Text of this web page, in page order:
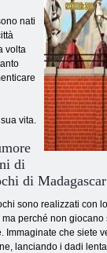
nati
volta
vita.
di
di Madagascar
sono realizzati con
perché non giocano
Immaginate che siete
lanciando i dadi